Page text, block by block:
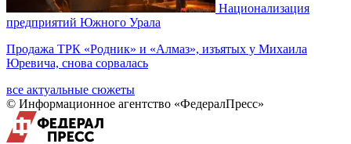
Национализация
предприятий Южного Урала
Продажа ТРК «Родник» и «Алмаз», изъятых у Михаила
Юревича, снова сорвалась
все актуальные сюжеты
© Информационное агентство «ФедералПресс»